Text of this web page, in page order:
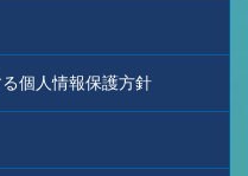
個人情報保護方針